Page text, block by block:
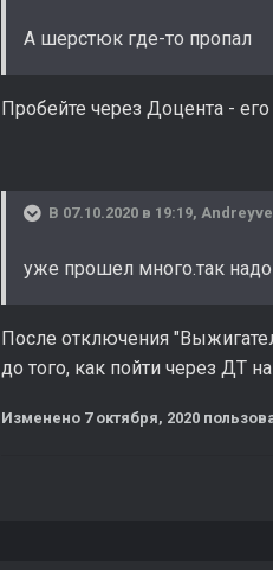
А шерстюк где-то пропал
Пробейте через Доцента -
В 07.10.2020 в 19:19,
уже прошел много.так
После отключения
до того, как пойти через ДТ
Изменено 7 октября, 2020